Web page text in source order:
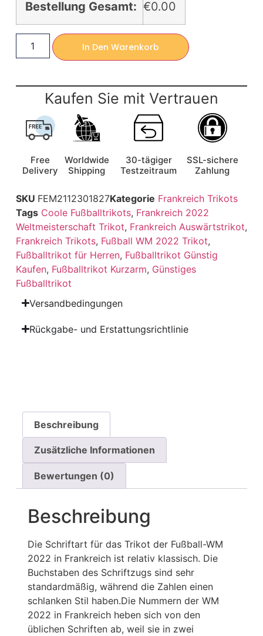
Bestellung Gesamt: €0.00
In Den Warenkorb
Kaufen Sie mit Vertrauen
Free
Delivery
Worldwide
Shipping
30-tägiger
Testzeitraum
SSL-sichere
Zahlung
SKU FEM2112301827Kategorie Frankreich Trikots
Tags Coole Fußballtrikots, Frankreich 2022
Weltmeisterschaft Trikot, Frankreich Auswärtstrikot,
Frankreich Trikots, Fußball WM 2022 Trikot,
Fußballtrikot für Herren, Fußballtrikot Günstig
Kaufen, Fußballtrikot Kurzarm, Günstiges
Fußballtrikot
Versandbedingungen
Rückgabe- und Erstattungsrichtlinie
Beschreibung
Zusätzliche Informationen
Bewertungen (0)
Beschreibung
Die Schriftart für das Trikot der Fußball-WM
2022 in Frankreich ist relativ klassisch. Die
Buchstaben des Schriftzugs sind sehr
standardmäßig, während die Zahlen einen
schlanken Stil haben.Die Nummern der WM
2022 in Frankreich heben sich von den
üblichen Schriften ab, weil sie in zwei